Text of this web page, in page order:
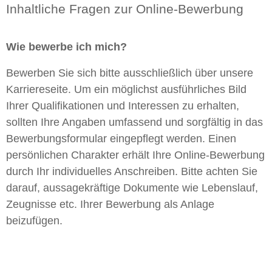
Inhaltliche Fragen zur Online-Bewerbung
Wie bewerbe ich mich?
Bewerben Sie sich bitte ausschließlich über unsere
Karriereseite. Um ein möglichst ausführliches Bild
Ihrer Qualifikationen und Interessen zu erhalten,
sollten Ihre Angaben umfassend und sorgfältig in das
Bewerbungsformular eingepflegt werden. Einen
persönlichen Charakter erhält Ihre Online-Bewerbung
durch Ihr individuelles Anschreiben. Bitte achten Sie
darauf, aussagekräftige Dokumente wie Lebenslauf,
Zeugnisse etc. Ihrer Bewerbung als Anlage
beizufügen.